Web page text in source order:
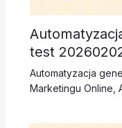
test
Automatyzacja
Marketingu Online